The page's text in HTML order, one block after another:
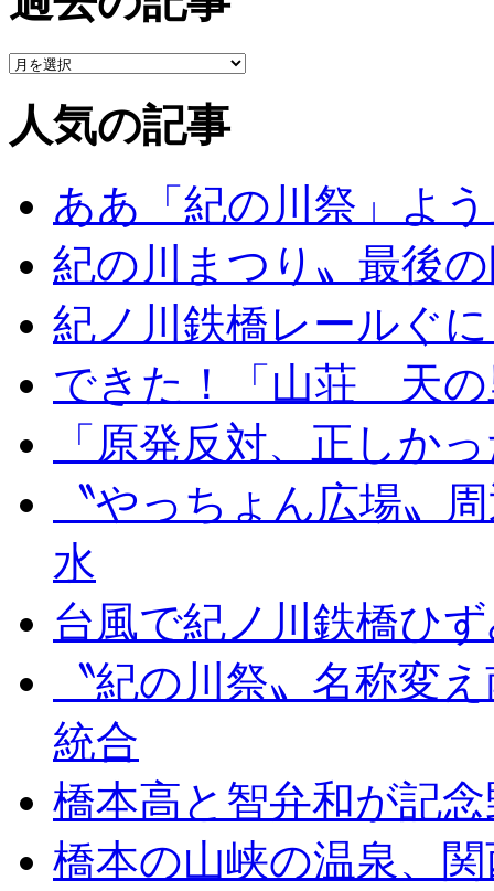
人気の記事
ああ「紀の川祭」よ
紀の川まつり〟最後
紀ノ川鉄橋レールぐ
できた！「山荘 天の
「原発反対、正しか
〝やっちょん広場〟
水
台風で紀ノ川鉄橋ひ
〝紀の川祭〟名称変
統合
橋本高と智弁和が記
橋本の山峡の温泉、